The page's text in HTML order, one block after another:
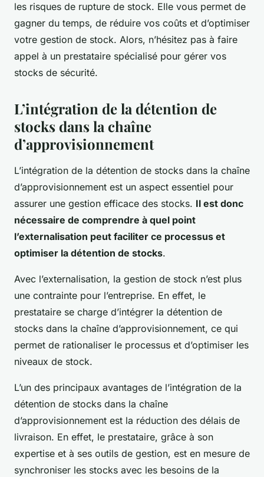
les risques de rupture de stock. Elle vous permet de
gagner du temps, de réduire vos coûts et d’optimiser
votre gestion de stock. Alors, n’hésitez pas à faire
appel à un prestataire spécialisé pour gérer vos
stocks de sécurité.
L’intégration de la détention de
stocks dans la chaîne
d’approvisionnement
L’intégration de la détention de stocks dans la chaîne
d’approvisionnement est un aspect essentiel pour
assurer une gestion efficace des stocks. Il est donc
nécessaire de comprendre à quel point
l’externalisation peut faciliter ce processus et
optimiser la détention de stocks.
Avec l’externalisation, la gestion de stock n’est plus
une contrainte pour l’entreprise. En effet, le
prestataire se charge d’intégrer la détention de
stocks dans la chaîne d’approvisionnement, ce qui
permet de rationaliser le processus et d’optimiser les
niveaux de stock.
L’un des principaux avantages de l’intégration de la
détention de stocks dans la chaîne
d’approvisionnement est la réduction des délais de
livraison. En effet, le prestataire, grâce à son
expertise et à ses outils de gestion, est en mesure de
synchroniser les stocks avec les besoins de la